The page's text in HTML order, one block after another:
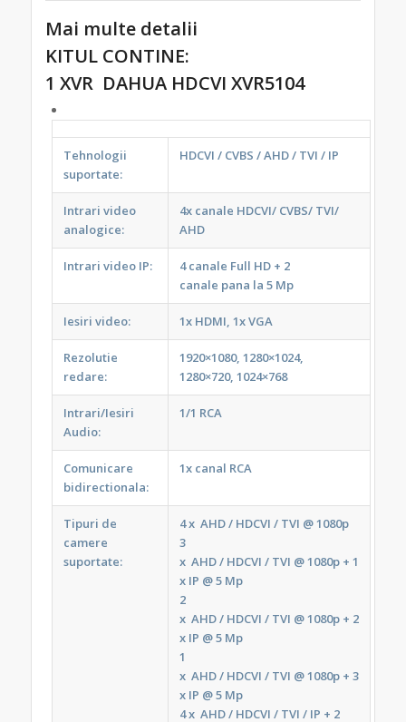
Mai multe detalii
KITUL CONTINE:
1 XVR DAHUA HDCVI XVR5104
Tehnologii
suportate:
HDCVI / CVBS / AHD / TVI / IP
Intrari video
analogice:
4x canale HDCVI/ CVBS/ TVI/
AHD
Intrari video IP:
4 canale Full HD + 2
canale pana la 5 Mp
Iesiri video: 1x HDMI, 1x VGA
Rezolutie
redare:
1920×1080, 1280×1024,
1280×720, 1024×768
Intrari/Iesiri
Audio:
1/1 RCA
Comunicare
bidirectionala:
1x canal RCA
Tipuri de
camere
suportate:
4 x AHD / HDCVI / TVI @ 1080p
3
x AHD / HDCVI / TVI @ 1080p + 1
x IP @ 5 Mp
2
x AHD / HDCVI / TVI @ 1080p + 2
x IP @ 5 Mp
1
x AHD / HDCVI / TVI @ 1080p + 3
x IP @ 5 Mp
4 x AHD / HDCVI / TVI / IP + 2